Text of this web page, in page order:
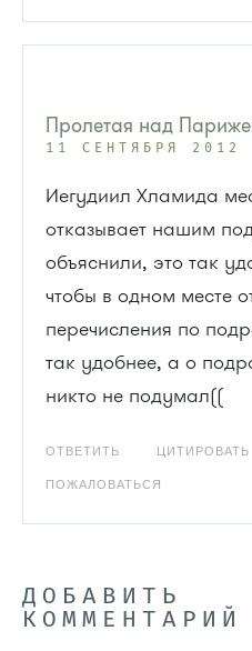
Пролетая над
11 СЕНТЯБРЯ 2012
Иегудиил Хламида
отказывает нашим
объяснили, это так
чтобы в одном месте
перечисления по
так удобнее, а о
никто не подумал((
ОТВЕТИТЬ ЦИТИРОВАТЬ
ПОЖАЛОВАТЬСЯ
ДОБАВИТЬ
КОММЕНТАРИЙ